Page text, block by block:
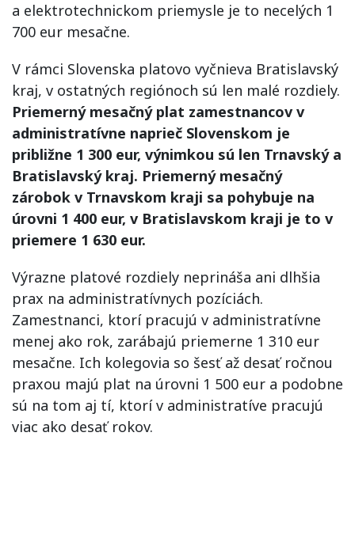
a elektrotechnickom priemysle je to necelých 1
700 eur mesačne.
V rámci Slovenska platovo vyčnieva Bratislavský
kraj, v ostatných regiónoch sú len malé rozdiely.
Priemerný mesačný plat zamestnancov v
administratívne naprieč Slovenskom je
približne 1 300 eur, výnimkou sú len Trnavský a
Bratislavský kraj. Priemerný mesačný
zárobok v Trnavskom kraji sa pohybuje na
úrovni 1 400 eur, v Bratislavskom kraji je to v
priemere 1 630 eur.
Výrazne platové rozdiely neprináša ani dlhšia
prax na administratívnych pozíciách.
Zamestnanci, ktorí pracujú v administratívne
menej ako rok, zarábajú priemerne 1 310 eur
mesačne. Ich kolegovia so šesť až desať ročnou
praxou majú plat na úrovni 1 500 eur a podobne
sú na tom aj tí, ktorí v administratíve pracujú
viac ako desať rokov.